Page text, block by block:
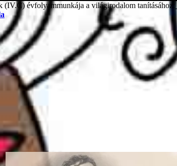
évfolyammunkája a világirodalom tanításához: